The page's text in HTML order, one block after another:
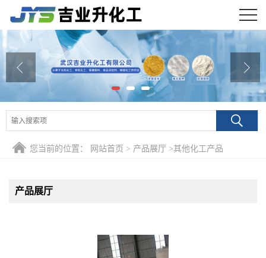
公司首页
公司介绍
产品展厅
证书荣誉
您当前的位置： 网站首页 > 产品展厅 >其他化工产品
产品展厅